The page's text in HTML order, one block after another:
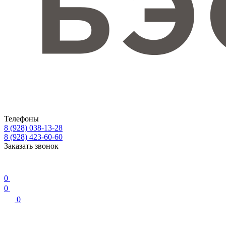
Телефоны
8 (928) 038-13-28
8 (928) 423-60-60
Заказать звонок
0
0
0